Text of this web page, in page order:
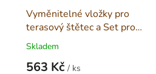
Vyměnitelné vložky pro
terasový štětec a Set pro
nanášení olejových barev -
10ks
Skladem
563 Kč / ks